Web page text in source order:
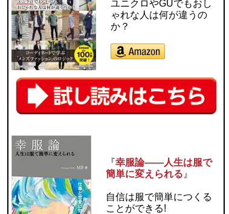
ユニクロやGUでもおし
ゃれな人は何が違うの
か？
『幸服論――人生は服で
簡単に変えられる 』
自信は服で簡単につくる
ことができる!